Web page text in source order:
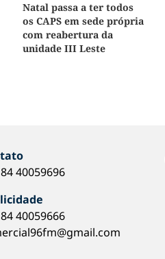
Natal passa a ter todos
os CAPS em sede própria
com reabertura da
unidade III Leste
40059696
40059666